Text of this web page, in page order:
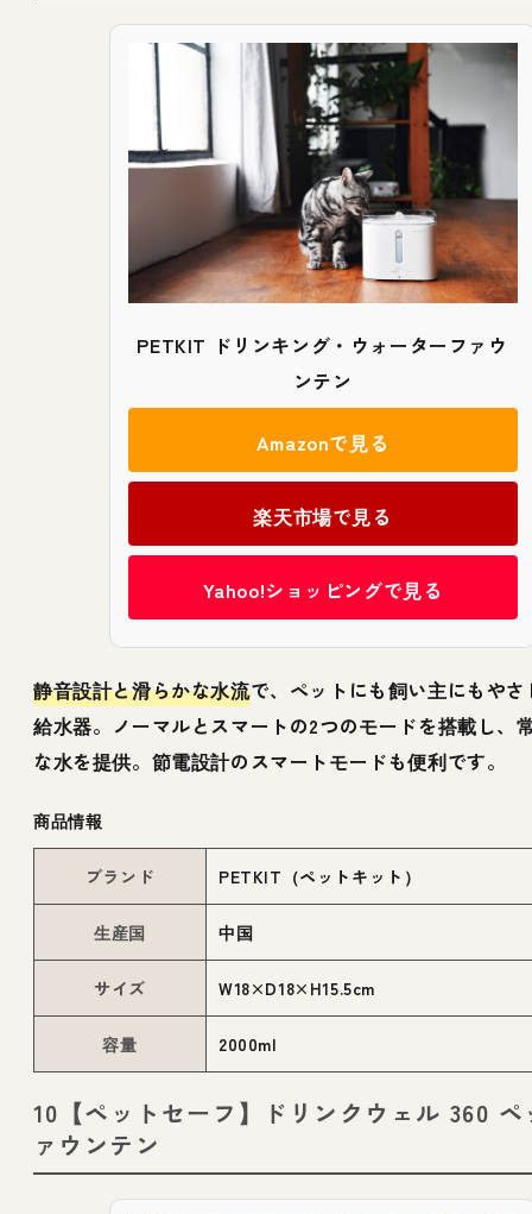
PETKIT ドリンキング・ウォーターファウ
ンテン
Amazonで見る
楽天市場で見る
Yahoo!ショッピングで見る
静音設計と滑らかな水流で、ペットにも飼い主にもや
給水器。ノーマルとスマートの2つのモードを搭載し、
な水を提供。節電設計のスマートモードも便利です。
商品情報
ブランド PETKIT（ペットキット）
生産国 中国
サイズ W18×D18×H15.5cm
容量 2000ml
10【ペットセーフ】ドリンクウェル 360 ペ
ァウンテン